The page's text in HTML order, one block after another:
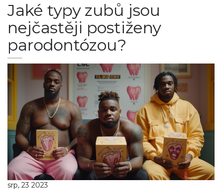
Jaké typy zubů jsou
nejčastěji postiženy
parodontózou?
srp, 23 2023